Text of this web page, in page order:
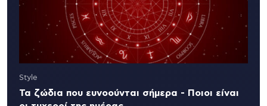
Style
Τα ζώδια που ευνοούνται σήμερα - Ποιοι είναι